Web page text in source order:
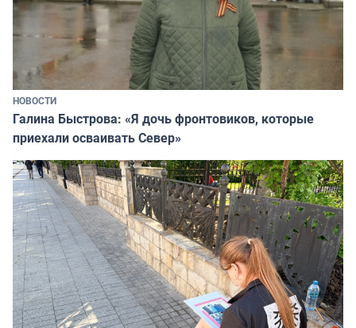
НОВОСТИ
Галина Быстрова: «Я дочь фронтовиков, которые
приехали осваивать Север»